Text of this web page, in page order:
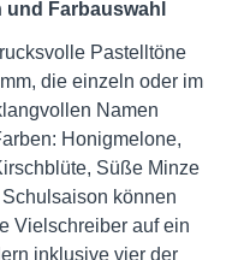
Farbauswahl
Pastelltöne
die einzeln oder im
Namen
Honigmelone,
Süße Minze
können
Vielschreiber auf ein
inklusive vier der